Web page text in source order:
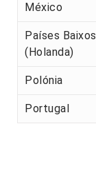
México
Países Baixos
(Holanda)
Polónia
Portugal